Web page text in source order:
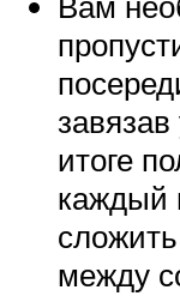
итоге
каждый
между